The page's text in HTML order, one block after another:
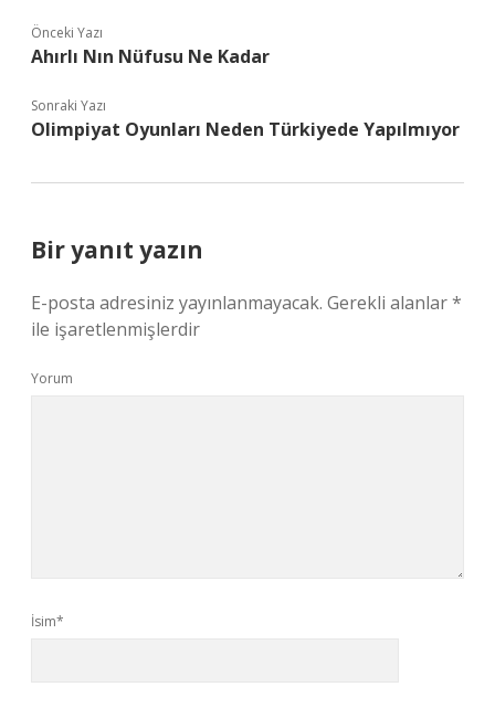
Önceki Yazı
Ahırlı Nın Nüfusu Ne Kadar
Sonraki Yazı
Olimpiyat Oyunları Neden Türkiyede Yapılmıyor
Bir yanıt yazın
E-posta adresiniz yayınlanmayacak. Gerekli alanlar*
ile işaretlenmişlerdir
Yorum
İsim*